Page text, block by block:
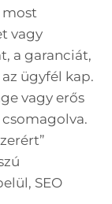
most
vagy
a garanciát,
ügyfél kap.
vagy erős
SEO